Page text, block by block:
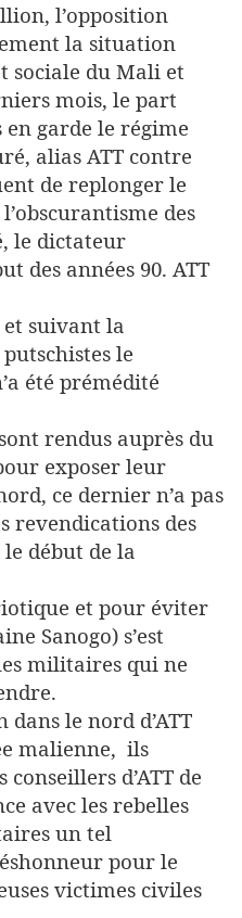
l’opposition
la situation
sociale du Mali et
mois, le part
garde le régime
alias ATT contre
de replonger le
des
le dictateur
des années 90. ATT
et suivant la
le
été prémédité
rendus auprès du
exposer leur
ce dernier n’a pas
revendications des
début de la
et pour éviter
Sanogo) s’est
militaires qui ne
le nord d’ATT
malienne, ils
d’ATT de
avec les rebelles
un tel
pour le
victimes civiles